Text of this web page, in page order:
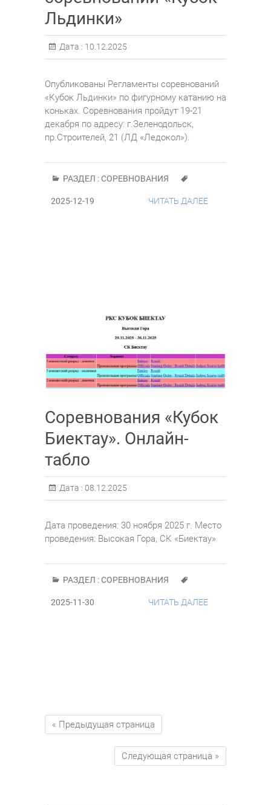
Льдинки»
Дата : 10.12.2025
Опубликованы Регламенты соревнований
«Кубок Льдинки» по фигурному катанию на
коньках. Соревнования пройдут 19-21
декабря по адресу: г.Зеленодольск,
пр.Строителей, 21 (ЛД «Ледокол»).
РАЗДЕЛ :СОРЕВНОВАНИЯ
2025-12-19 ЧИТАТЬ ДАЛЕЕ
Соревнования «Кубок
Биектау». Онлайн-
табло
Дата : 08.12.2025
Дата проведения: 30 ноября 2025 г. Место
проведения: Высокая Гора, СК «Биектау»
РАЗДЕЛ :СОРЕВНОВАНИЯ
2025-11-30 ЧИТАТЬ ДАЛЕЕ
« Предыдущая страница
Следующая страница »